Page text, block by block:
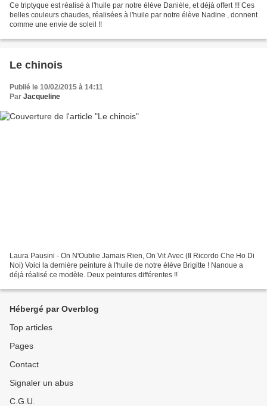
Ce triptyque est réalisé à l'huile par notre élève Danièle, et déjà offert !!! Ces
belles couleurs chaudes, réalisées à l'huile par notre élève Nadine , donnent
comme une envie de soleil !!
Le chinois
Publié le 10/02/2015 à 14:11
Par Jacqueline
Laura Pausini - On N'Oublie Jamais Rien, On Vit Avec (Il Ricordo Che Ho Di
Noi) Voici la dernière peinture à l'huile de notre élève Brigitte ! Nanoue a
déjà réalisé ce modèle. Deux peintures différentes !!
Hébergé par Overblog
Top articles
Pages
Contact
Signaler un abus
C.G.U.